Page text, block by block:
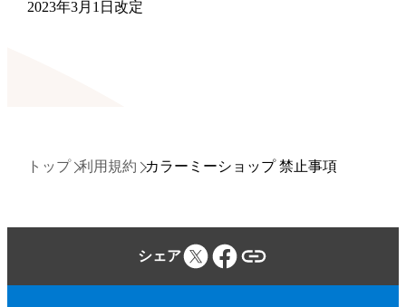
2023年3月1日改定
トップ 利用規約 カラーミーショップ 禁止事項
シェア